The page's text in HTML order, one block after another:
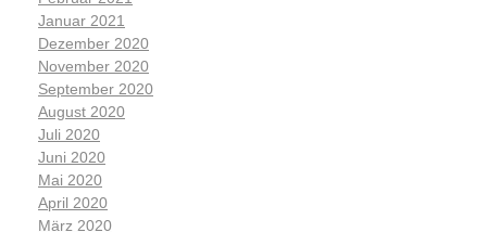
Januar 2021
Dezember 2020
November 2020
September 2020
August 2020
Juli 2020
Juni 2020
Mai 2020
April 2020
März 2020